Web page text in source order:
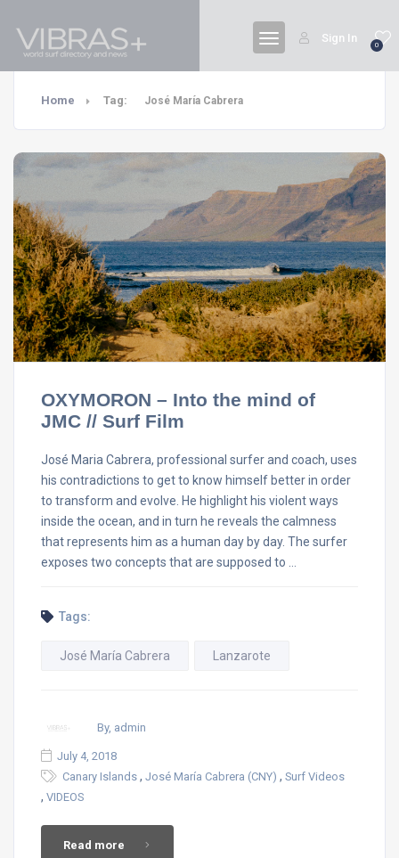
0
Sign In
Home Tag: José María Cabrera
OXYMORON – Into the mind of
JMC // Surf Film
José Maria Cabrera, professional surfer and coach, uses
his contradictions to get to know himself better in order
to transform and evolve. He highlight his violent ways
inside the ocean, and in turn he reveals the calmness
that represents him as a human day by day. The surfer
exposes two concepts that are supposed to …
Tags:
José María Cabrera Lanzarote
By, admin
July 4, 2018
Canary Islands , José María Cabrera (CNY) , Surf Videos
, VIDEOS
Read more